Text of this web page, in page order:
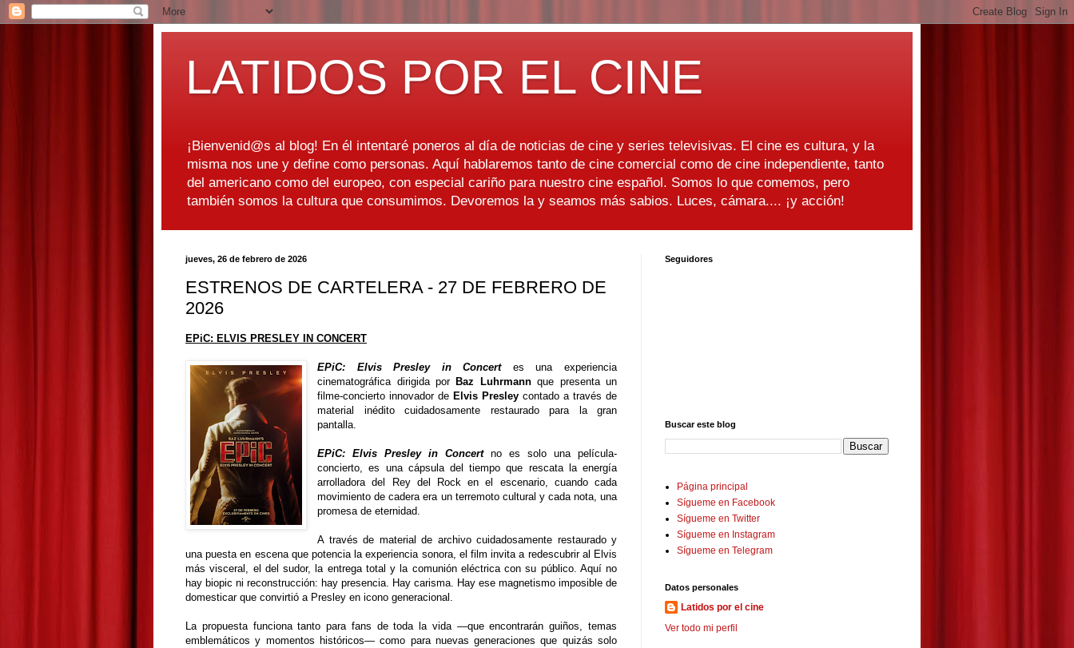
LATIDOS POR EL CINE
¡Bienvenid@s al blog! En él intentaré poneros al día de noticias de cine y series televisivas. El cine es cultura, y la
misma nos une y define como personas. Aquí hablaremos tanto de cine comercial como de cine independiente, tanto
del americano como del europeo, con especial cariño para nuestro cine español. Somos lo que comemos, pero
también somos la cultura que consumimos. Devoremos la y seamos más sabios. Luces, cámara.... ¡y acción!
jueves, 26 de febrero de 2026
ESTRENOS DE CARTELERA - 27 DE FEBRERO DE
2026
EPiC: ELVIS PRESLEY IN CONCERT
EPiC: Elvis Presley in Concertes una experiencia
cinematográfica dirigida por Baz Luhrmannque presenta un
filme-concierto innovador de Elvis Presley contado a través de
material inédito cuidadosamente restaurado para la gran
pantalla.
EPiC: Elvis Presley in Concertno es solo una película-
concierto, es una cápsula del tiempo que rescata la energía
arrolladora del Rey del Rock en el escenario, cuando cada
movimiento de cadera era un terremoto cultural y cada nota, una
promesa de eternidad.
A través de material de archivo cuidadosamente restaurado y
una puesta en escena que potencia la experiencia sonora, el film invita a redescubrir al Elvis
más visceral, el del sudor, la entrega total y la comunión eléctrica con su público. Aquí no
hay biopic ni reconstrucción: hay presencia. Hay carisma. Hay ese magnetismo imposible de
domesticar que convirtió a Presley en icono generacional.
La propuesta funciona tanto para fans de toda la vida —que encontrarán guiños, temas
emblemáticos y momentos históricos— como para nuevas generaciones que quizás solo
Seguidores
Buscar este blog
Página principal
Sígueme en Facebook
Sígueme en Twitter
Sígueme en Instagram
Sígueme en Telegram
Datos personales
Latidos por el cine
Ver todo mi perfil